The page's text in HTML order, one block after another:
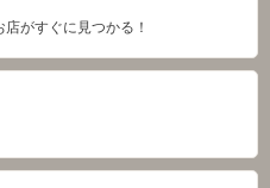
がすぐに見つかる！